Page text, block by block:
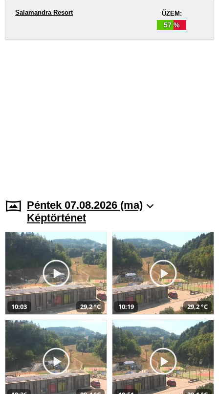
ŰZEM:
57 %
Salamandra Resort
Péntek 07.08.2026 (ma)
Képtörténet
10:03 29,2 °C 10:19 29,2 °C